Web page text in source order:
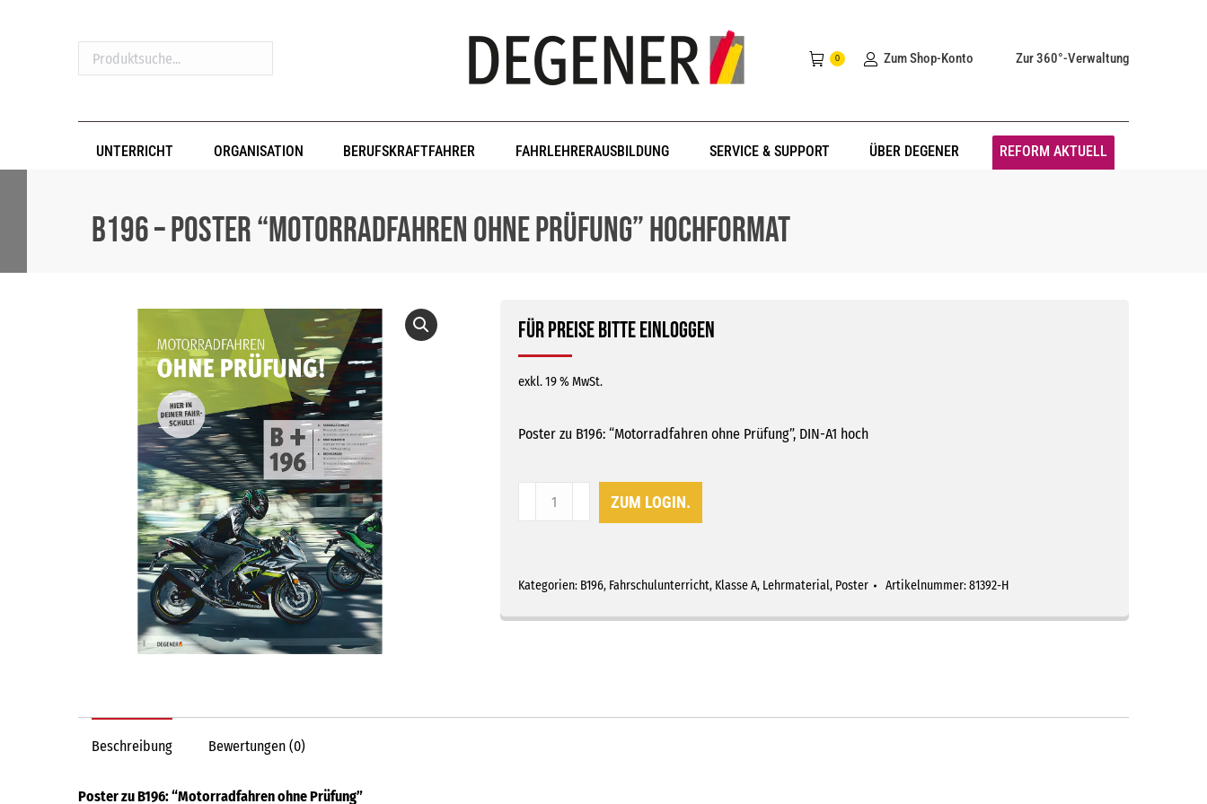
Produktsuche...
0 Zum Shop-Konto Zur 360°-Verwaltung
UNTERRICHT ORGANISATION BERUFSKRAFTFAHRER FAHRLEHRERAUSBILDUNG SERVICE & SUPPORT ÜBER DEGENER REFORM AKTUELL
B196 – Poster “Motorradfahren ohne Prüfung” Hochformat
Für Preise bitte einloggen
exkl. 19 % MwSt.
Poster zu B196: “Motorradfahren ohne Prüfung”, DIN-A1 hoch
ohne
ZUM LOGIN.
Kategorien: B196, Fahrschulunterricht, Klasse A, Lehrmaterial, Poster Artikelnummer:81392-H
Beschreibung Bewertungen (0)
Poster zu B196: “Motorradfahren ohne Prüfung”